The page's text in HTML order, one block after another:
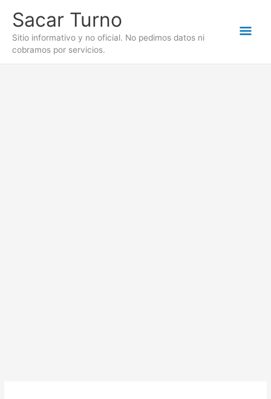
contenido
Sacar Turno
Sitio informativo y no oficial. No pedimos datos ni
cobramos por servicios.